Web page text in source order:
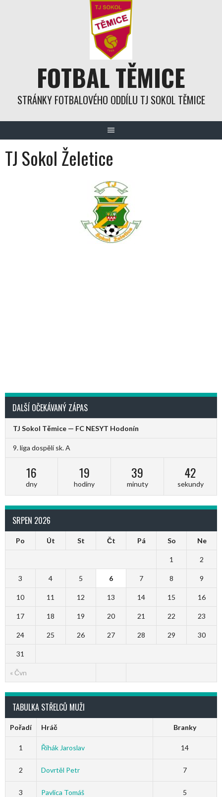
FOTBAL TĚMICE
STRÁNKY FOTBALOVÉHO ODDÍLU TJ SOKOL TĚMICE
TJ Sokol Želetice
DALŠÍ OČEKÁVANÝ ZÁPAS
TJ Sokol Těmice — FC NESYT Hodonín
9. liga dospělí sk. A
16
dny
19
hodiny
39
minuty
42
sekundy
SRPEN 2026
Po Út St Čt Pá So Ne
« Čvn
1 2
3 4 5 6 7 8 9
10 11 12 13 14 15 16
17 18 19 20 21 22 23
24 25 26 27 28 29 30
31
TABULKA STŘELCŮ MUŽI
Pořadí Hráč Branky
1 Řihák Jaroslav 14
2 Dovrtěl Petr 7
3 Pavlica Tomáš 5